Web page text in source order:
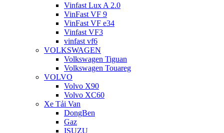
Vinfast Lux A 2.0
VinFast VF 9
VinFast VF e34
Vinfast VF3
vinfast vf6
VOLKSWAGEN
Volkswagen Tiguan
Volkswagen Touareg
VOLVO
Volvo X90
Volvo XC60
Xe Tải Van
DongBen
Gaz
ISUZU